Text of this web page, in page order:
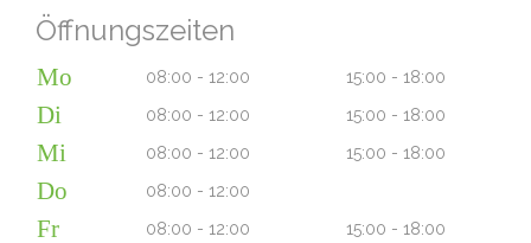
Öffnungszeiten
Mo 08:00 - 12:00 15:00 - 18:00
Di 08:00 - 12:00 15:00 - 18:00
Mi 08:00 - 12:00 15:00 - 18:00
Do 08:00 - 12:00
Fr 08:00 - 12:00 15:00 - 18:00